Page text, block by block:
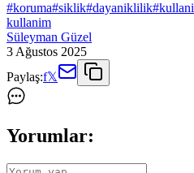
#koruma#siklik#dayaniklilik#
kullanim
Süleyman Güzel
3 Ağustos 2025
Paylaş:f𝕏
Yorumlar: